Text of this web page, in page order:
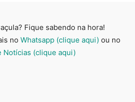
Fique sabendo na hora!
no Whatsapp (clique aqui) ou no
Notícias (clique aqui)